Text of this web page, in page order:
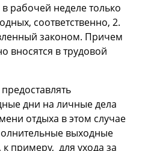
рабочей неделе только
соответственно, 2.
законом. Причем
вносятся в трудовой
дни на личные дела
отдыха в этом случае
выходные
к примеру, для ухода за